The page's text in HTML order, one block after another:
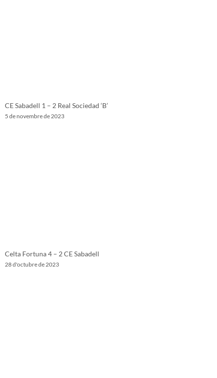
CE Sabadell 1 – 2 Real Sociedad ‘B’
5 de novembre de 2023
Celta Fortuna 4 – 2 CE Sabadell
28 d'octubre de 2023